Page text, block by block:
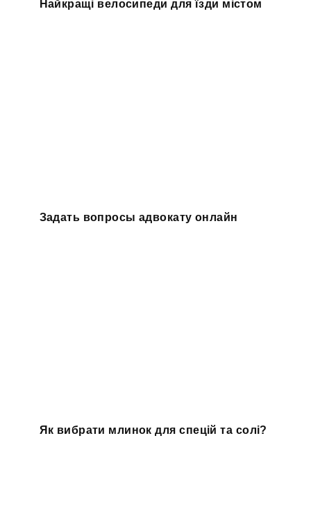
Найкращі велосипеди для їзди містом
Задать вопросы адвокату онлайн
Як вибрати млинок для спецій та солі?